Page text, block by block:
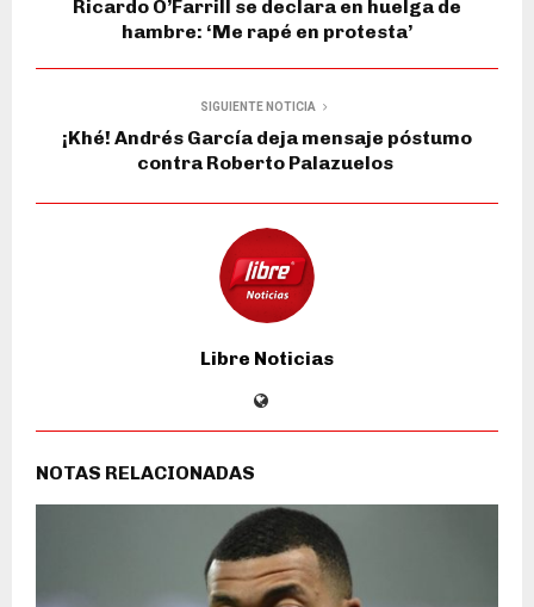
Ricardo O’Farrill se declara en huelga de
hambre: ‘Me rapé en protesta’
SIGUIENTE NOTICIA
¡Khé! Andrés García deja mensaje póstumo
contra Roberto Palazuelos
Libre Noticias
NOTAS RELACIONADAS